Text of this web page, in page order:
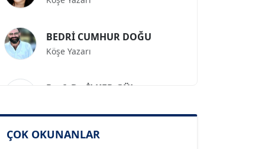
Köşe Yazarı
SİNAN GENÇ
Köşe Yazarı
ÇOK OKUNANLAR